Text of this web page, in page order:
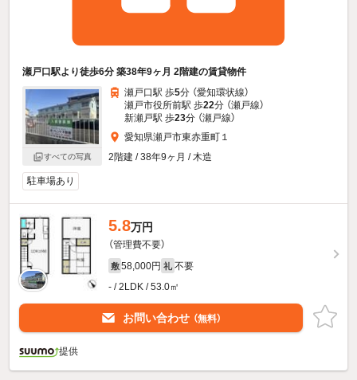
瀬戸口駅より徒歩6分 築38年9ヶ月 2階建の賃貸物件
すべての写真
瀬戸口駅 歩5分 （愛知環状線）
瀬戸市役所前駅 歩22分 （瀬戸線）
新瀬戸駅 歩23分 （瀬戸線）
愛知県瀬戸市東赤重町１
2階建 / 38年9ヶ月 / 木造
駐車場あり
5.8万円
（管理費不要）
敷 58,000円 礼 不要
- / 2LDK / 53.0㎡
お問い合わせ （無料）
提供